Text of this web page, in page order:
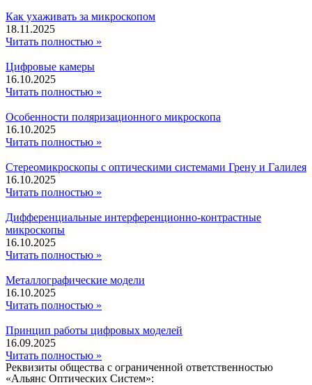
Как ухаживать за микроскопом
18.11.2025
Читать полностью »
Цифровые камеры
16.10.2025
Читать полностью »
Особенности поляризационного микроскопа
16.10.2025
Читать полностью »
Стереомикроскопы с оптическими системами Грену и Галилея
16.10.2025
Читать полностью »
Дифференциальные интерференционно-контрастные
микроскопы
16.10.2025
Читать полностью »
Металлографические модели
16.10.2025
Читать полностью »
Принцип работы цифровых моделей
16.09.2025
Читать полностью »
Реквизиты общества с ограниченной ответственностью
«Альянс Оптических Систем»: